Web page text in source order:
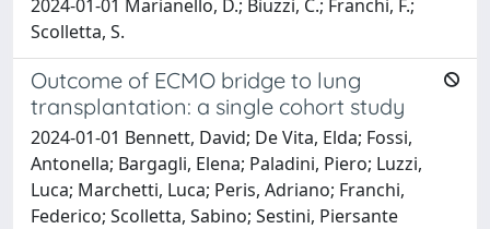
2024-01-01 Marianello, D.; Biuzzi, C.; Franchi, F.;
Scolletta, S.
Outcome of ECMO bridge to lung
transplantation: a single cohort study
2024-01-01 Bennett, David; De Vita, Elda; Fossi,
Antonella; Bargagli, Elena; Paladini, Piero; Luzzi,
Luca; Marchetti, Luca; Peris, Adriano; Franchi,
Federico; Scolletta, Sabino; Sestini, Piersante